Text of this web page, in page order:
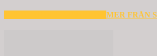
MER FRÅN